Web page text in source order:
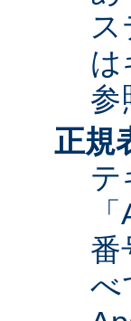
は
参
正規
テ
番
べ